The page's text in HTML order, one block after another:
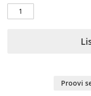
Proovi